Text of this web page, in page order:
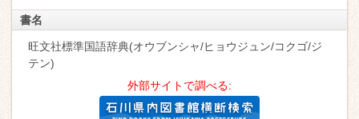
書名
旺文社標準国語辞典(オウブンシャ/ヒョウジュン/コクゴ/ジ
テン)
外部サイトで調べる: